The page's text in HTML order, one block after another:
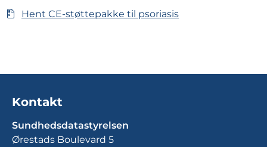
Hent CE-støttepakke til psoriasis
Kontakt
Sundhedsdatastyrelsen
Ørestads Boulevard 5